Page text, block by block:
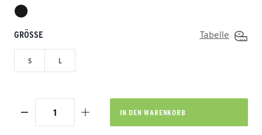
GRÖSSE Tabelle
S L
IN DEN WARENKORB